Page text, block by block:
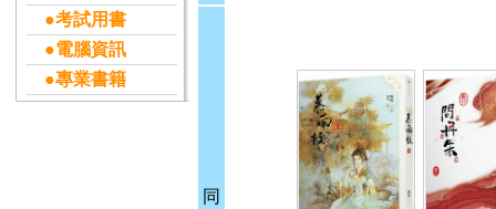
●考試用書
●電腦資訊
●專業書籍
同